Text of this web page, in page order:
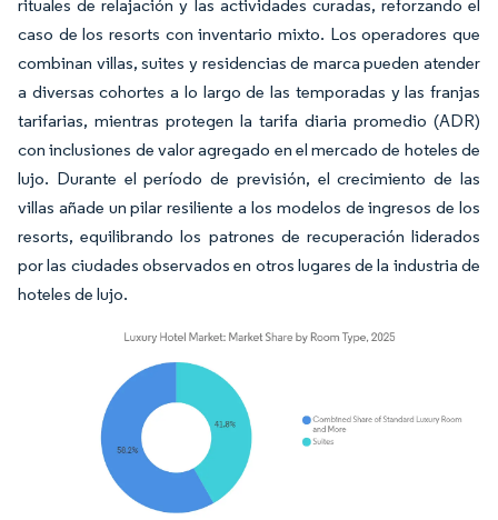
rituales de relajación y las actividades curadas, reforzando el
caso de los resorts con inventario mixto. Los operadores que
combinan villas, suites y residencias de marca pueden atender
a diversas cohortes a lo largo de las temporadas y las franjas
tarifarias, mientras protegen la tarifa diaria promedio (ADR)
con inclusiones de valor agregado en el mercado de hoteles de
lujo. Durante el período de previsión, el crecimiento de las
villas añade un pilar resiliente a los modelos de ingresos de los
resorts, equilibrando los patrones de recuperación liderados
por las ciudades observados en otros lugares de la industria de
hoteles de lujo.